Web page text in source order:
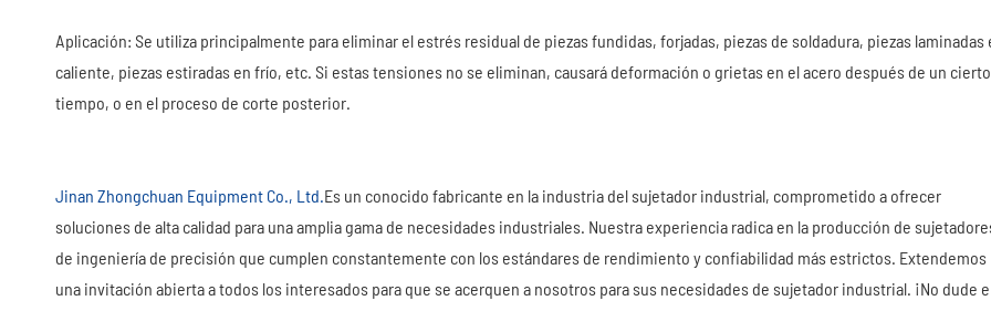
Aplicación: Se utiliza principalmente para eliminar el estrés residual de piezas fundidas, forjadas, piezas de soldadura, piezas laminadas
caliente, piezas estiradas en frío, etc. Si estas tensiones no se eliminan, causará deformación o grietas en el acero después de un cierto
tiempo, o en el proceso de corte posterior.
Jinan Zhongchuan Equipment Co., Ltd.Es un conocido fabricante en la industria del sujetador industrial, comprometido a ofrecer
soluciones de alta calidad para una amplia gama de necesidades industriales. Nuestra experiencia radica en la producción de
de ingeniería de precisión que cumplen constantemente con los estándares de rendimiento y confiabilidad más estrictos. Extendemos
una invitación abierta a todos los interesados para que se acerquen a nosotros para sus necesidades de sujetador industrial. ¡No dude